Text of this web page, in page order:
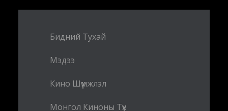
Бидний Тухай
Мэдээ
Кино Шүүмжлэл
Монгол Киноны Түүх